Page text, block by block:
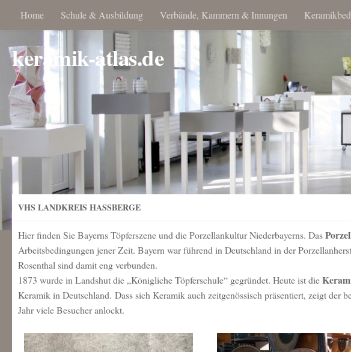
Home Schule & Ausbildung Verbände, Kammern & Innungen
keramik-atlas.de
VHS LANDKREIS HASSBERGE
Hier finden Sie Bayerns Töpferszene und die Porzellankultur Niederbayerns. Das
Arbeitsbedingungen jener Zeit. Bayern war führend in Deutschland in der
Rosenthal sind damit eng verbunden.
1873 wurde in Landshut die „Königliche Töpferschule“ gegründet. Heute ist die
Keramik in Deutschland. Dass sich Keramik auch zeitgenössisch präsentiert, zeigt der
Jahr viele Besucher anlockt.